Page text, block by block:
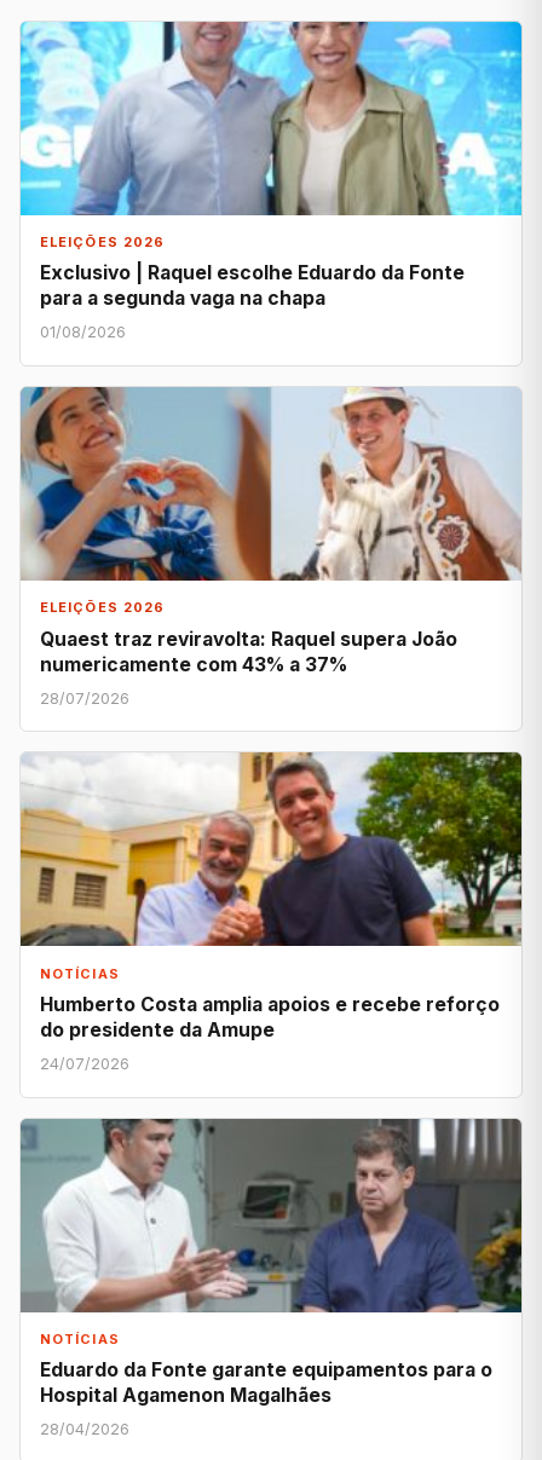
ELEIÇÕES 2026
Exclusivo | Raquel escolhe Eduardo da Fonte
para a segunda vaga na chapa
01/08/2026
ELEIÇÕES 2026
Quaest traz reviravolta: Raquel supera João
numericamente com 43% a 37%
28/07/2026
NOTÍCIAS
Humberto Costa amplia apoios e recebe reforço
do presidente da Amupe
24/07/2026
NOTÍCIAS
Eduardo da Fonte garante equipamentos para o
Hospital Agamenon Magalhães
28/04/2026